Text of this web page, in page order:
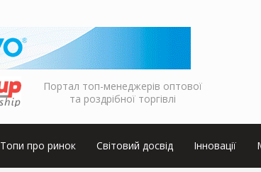
Портал топ-менеджерів оптової
та роздрібної торгівлі
Топи про ринок Світовий досвід Інновації